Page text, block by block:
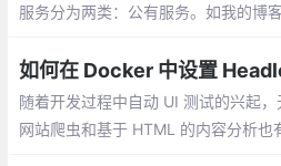
服务分为两类：公有服务。如我的博
随着开发过程中自动 UI 测试的兴起，
网站爬虫和基于 HTML 的内容分析